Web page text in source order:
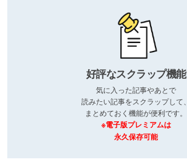
好評なスクラップ機能
気に入った記事やあとで
読みたい記事をスクラップして、
まとめておく機能が便利です。
※電子版プレミアムは
永久保存可能